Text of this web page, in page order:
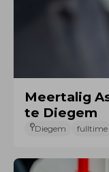
Meertalig
te Diegem
Diegem fulltime